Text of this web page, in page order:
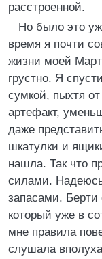
расстроенной.
Но было это
время я почти
жизни моей
грустно. Я
сумкой, пыхтя
артефакт,
даже
шкатулки и
нашла. Так что
силами.
запасами.
который уже в
мне правила
слушала